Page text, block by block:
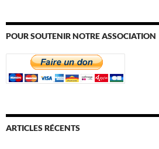
POUR SOUTENIR NOTRE ASSOCIATION
ARTICLES RÉCENTS